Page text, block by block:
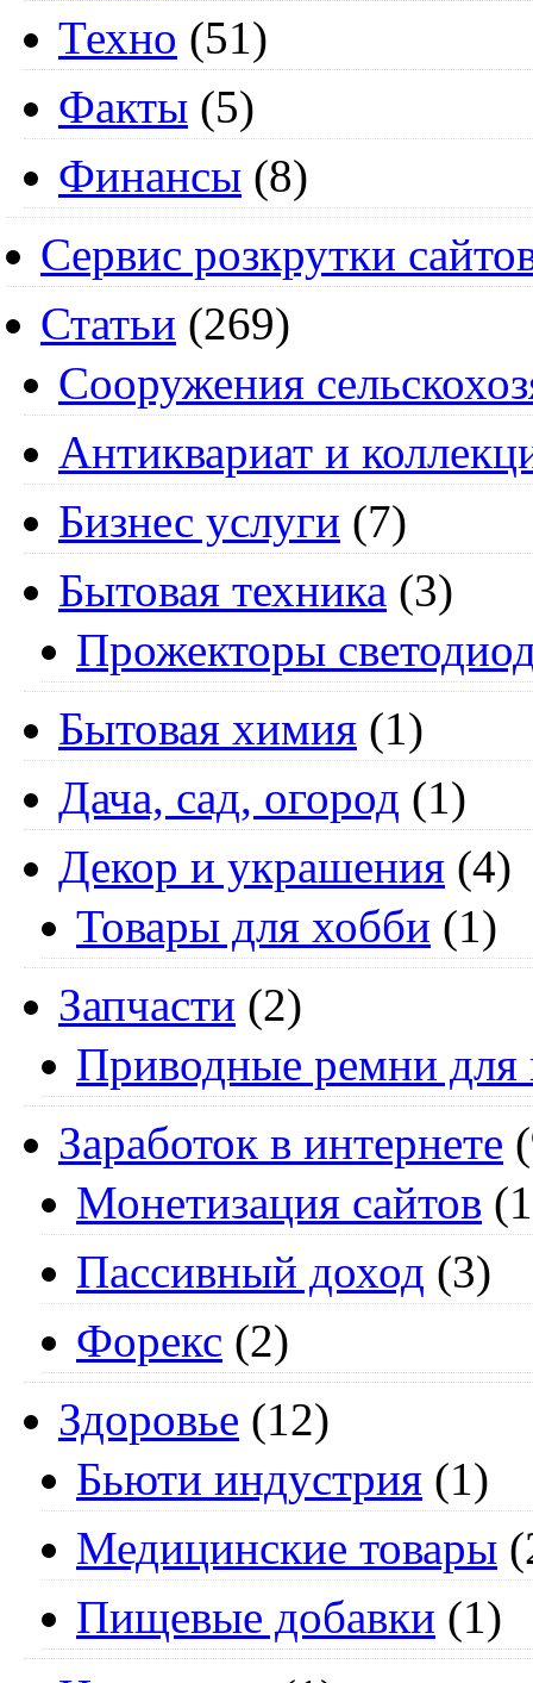
Техно (51)
Факты (5)
Финансы (8)
Сервис розкрутки
Статьи (269)
Cооружения
Антиквариат и
Бизнес услуги (7)
Бытовая техника (3)
Прожекторы
Бытовая химия (1)
Дача, сад, огород (1)
Декор и украшения (4)
Товары для хобби (1)
Запчасти (2)
Приводные ремни для
Заработок в интернете
Монетизация сайтов
Пассивный доход (3)
Форекс (2)
Здоровье (12)
Бьюти индустрия (1)
Медицинские товары
Пищевые добавки (1)